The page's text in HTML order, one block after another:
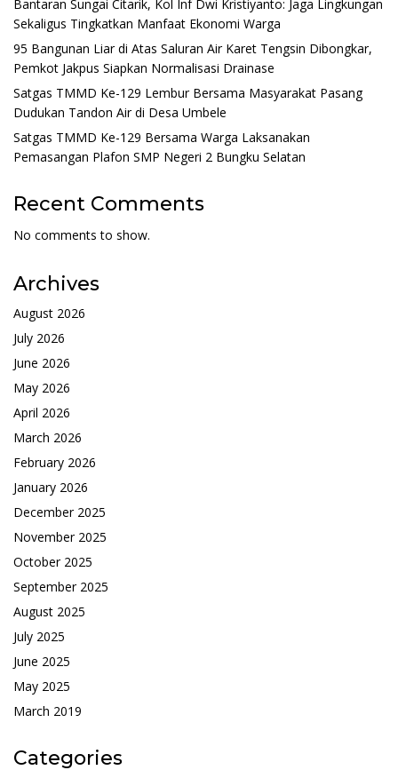
Bantaran Sungai Citarik, Kol Inf Dwi Kristiyanto: Jaga Lingkungan
Sekaligus Tingkatkan Manfaat Ekonomi Warga
95 Bangunan Liar di Atas Saluran Air Karet Tengsin Dibongkar,
Pemkot Jakpus Siapkan Normalisasi Drainase
Satgas TMMD Ke-129 Lembur Bersama Masyarakat Pasang
Dudukan Tandon Air di Desa Umbele
Satgas TMMD Ke-129 Bersama Warga Laksanakan
Pemasangan Plafon SMP Negeri 2 Bungku Selatan
Recent Comments
No comments to show.
Archives
August 2026
July 2026
June 2026
May 2026
April 2026
March 2026
February 2026
January 2026
December 2025
November 2025
October 2025
September 2025
August 2025
July 2025
June 2025
May 2025
March 2019
Categories